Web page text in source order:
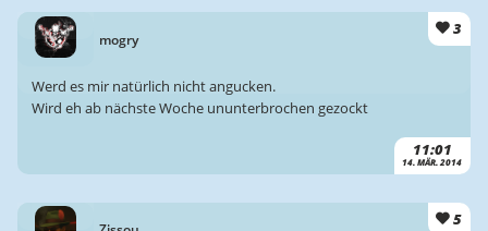
mogry
3
11:01
14. MÄR. 2014
Werd es mir natürlich nicht angucken.
Wird eh ab nächste Woche ununterbrochen gezockt
5